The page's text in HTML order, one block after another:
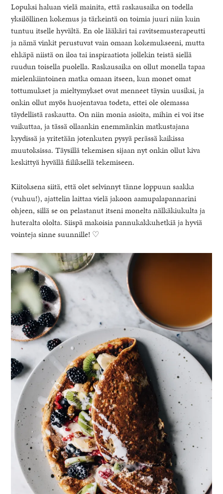
Lopuksi haluan vielä mainita, että raskausaika on todella
yksilöllinen kokemus ja tärkeintä on toimia juuri niin kuin
tuntuu itselle hyvältä. En ole lääkäri tai ravitsemusterapeutti
ja nämä vinkit perustuvat vain omaan kokemukseeni, mutta
ehkäpä niistä on iloa tai inspiraatiota jollekin teistä siellä
ruudun toisella puolella. Raskausaika on ollut monella tapaa
mielenkiintoinen matka omaan itseen, kun monet omat
tottumukset ja mieltymykset ovat menneet täysin uusiksi, ja
onkin ollut myös huojentavaa todeta, ettei ole olemassa
täydellistä raskautta. On niin monia asioita, mihin ei voi itse
vaikuttaa, ja tässä ollaankin enemmänkin matkustajana
kyydissä ja yritetään jotenkuten pysyä perässä kaikissa
muutoksissa. Täysillä tekemisen sijaan nyt onkin ollut kiva
keskittyä hyvällä fiiliksellä tekemiseen.
Kiitoksena siitä, että olet selvinnyt tänne loppuun saakka
(vuhuu!), ajattelin laittaa vielä jakoon aamupalapannarini
ohjeen, sillä se on pelastanut itseni monelta nälkäkiukulta ja
huteralta ololta. Siispä makoisia pannukakkuhetkiä ja hyviä
vointeja sinne suunnille! ♡